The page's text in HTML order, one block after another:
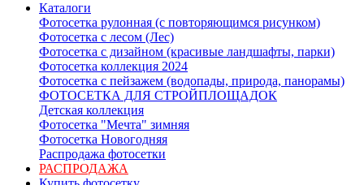
Каталоги
Фотосетка рулонная (с повторяющимся рисунком)
Фотосетка с лесом (Лес)
Фотосетка с дизайном (красивые ландшафты, парки)
Фотосетка коллекция 2024
Фотосетка с пейзажем (водопады, природа, панорамы)
ФОТОСЕТКА ДЛЯ СТРОЙПЛОЩАДОК
Детская коллекция
Фотосетка "Мечта" зимняя
Фотосетка Новогодняя
Распродажа фотосетки
РАСПРОДАЖА